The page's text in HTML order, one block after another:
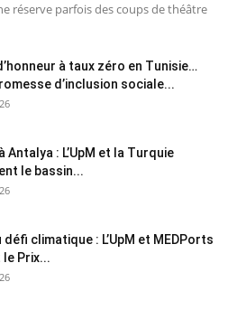
réserve parfois des coups de théâtre
à taux zéro en Tunisie…
d’inclusion sociale...
Antalya : L’UpM et la Turquie
le bassin...
défi climatique : L’UpM et MEDPorts
le Prix...